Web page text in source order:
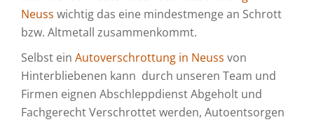
Neuss wichtig das eine mindestmenge an Schrott
bzw. Altmetall zusammenkommt.
Selbst ein Autoverschrottung in Neuss von
Hinterbliebenen kann durch unseren Team und
Firmen eignen Abschleppdienst Abgeholt und
Fachgerecht Verschrottet werden, Autoentsorgen